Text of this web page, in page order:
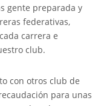
gente preparada y
federativas,
carrera e
club.
con otros club de
para unas